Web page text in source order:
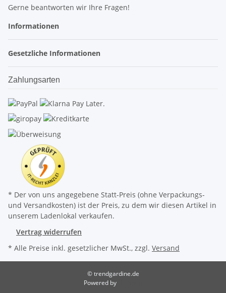
Gerne beantworten wir Ihre Fragen!
Informationen
Gesetzliche Informationen
Zahlungsarten
* Der von uns angegebene Statt-Preis (ohne Verpackungs-
und Versandkosten) ist der Preis, zu dem wir diesen Artikel in
unserem Ladenlokal verkaufen.
Vertrag widerrufen
* Alle Preise inkl. gesetzlicher MwSt., zzgl. Versand
© trendgardine.de
Powered by